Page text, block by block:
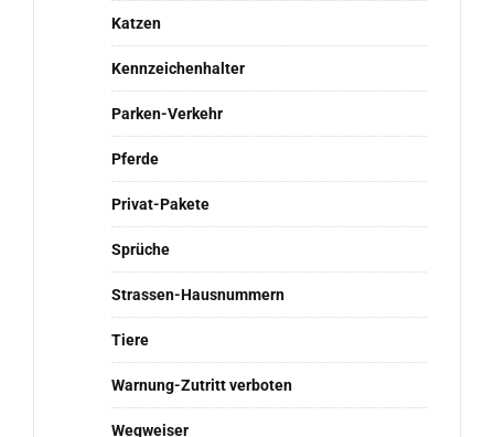
Katzen
Kennzeichenhalter
Parken-Verkehr
Pferde
Privat-Pakete
Sprüche
Strassen-Hausnummern
Tiere
Warnung-Zutritt verboten
Wegweiser